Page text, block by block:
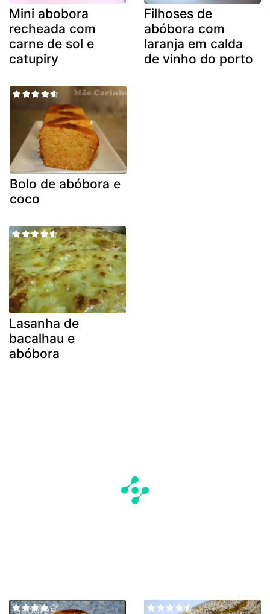
Mini abobora
recheada com
carne de sol e
catupiry
Filhoses de
abóbora com
laranja em calda
de vinho do porto
Bolo de abóbora e
coco
Lasanha de
bacalhau e
abóbora